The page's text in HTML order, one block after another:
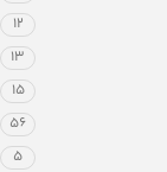
12
13
15
56
5